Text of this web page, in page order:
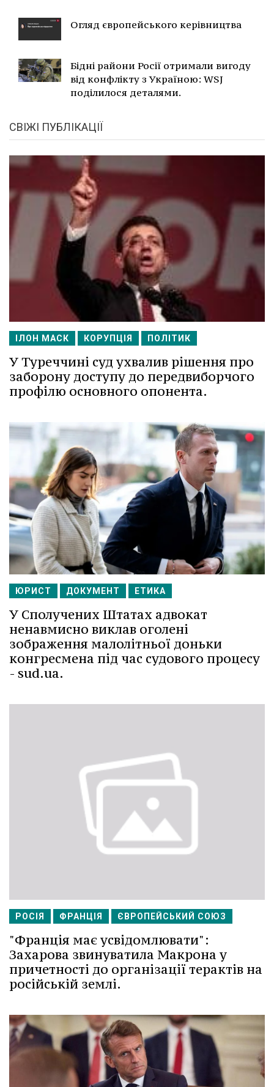
Огляд європейського керівництва
Бідні райони Росії отримали вигоду
від конфлікту з Україною: WSJ
поділилося деталями.
СВІЖІ ПУБЛІКАЦІЇ
ІЛОН МАСК КОРУПЦІЯ ПОЛІТИК
У Туреччині суд ухвалив рішення про
заборону доступу до передвиборчого
профілю основного опонента.
ЮРИСТ ДОКУМЕНТ ЕТИКА
У Сполучених Штатах адвокат
ненавмисно виклав оголені
зображення малолітньої доньки
конгресмена під час судового процесу
- sud.ua.
РОСІЯ ФРАНЦІЯ ЄВРОПЕЙСЬКИЙ СОЮЗ
"Франція має усвідомлювати":
Захарова звинуватила Макрона у
причетності до організації терактів на
російській землі.